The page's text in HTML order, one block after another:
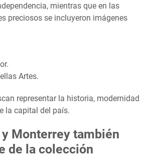
mientras que en las
preciosos se incluyeron imágenes
Artes.
representar la historia, modernidad
la capital del país.
y Monterrey también
de la colección